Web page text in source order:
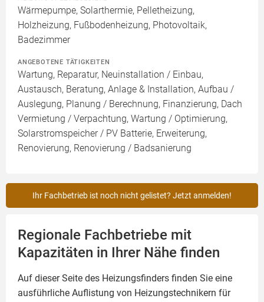
Wärmepumpe, Solarthermie, Pelletheizung,
Holzheizung, Fußbodenheizung, Photovoltaik,
Badezimmer
ANGEBOTENE TÄTIGKEITEN
Wartung, Reparatur, Neuinstallation / Einbau,
Austausch, Beratung, Anlage & Installation, Aufbau /
Auslegung, Planung / Berechnung, Finanzierung, Dach
Vermietung / Verpachtung, Wartung / Optimierung,
Solarstromspeicher / PV Batterie, Erweiterung,
Renovierung, Renovierung / Badsanierung
Ihr Fachbetrieb ist noch nicht gelistet? Jetzt anmelden!
Regionale Fachbetriebe mit
Kapazitäten in Ihrer Nähe finden
Auf dieser Seite des Heizungsfinders finden Sie eine
ausführliche Auflistung von Heizungstechnikern für